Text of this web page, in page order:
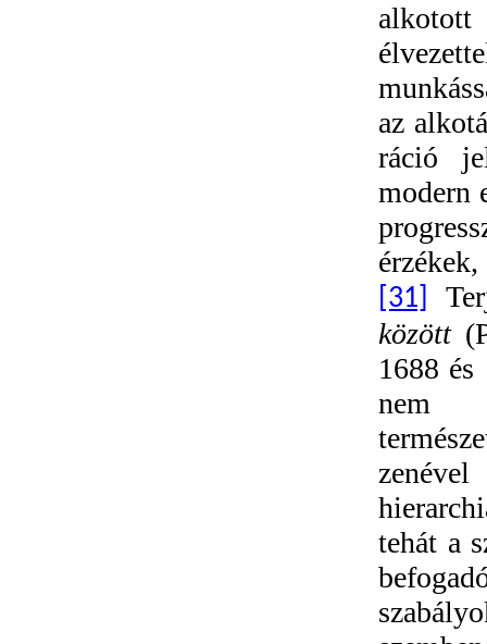
az
ráció
modern
[31]
között
1688
nem
tehát a